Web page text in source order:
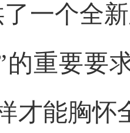
一个全
的重要要
才能胸怀